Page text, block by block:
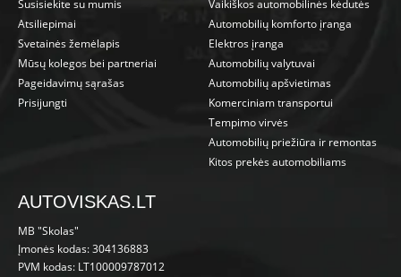
Susisiekite su mumis
Atsiliepimai
Svetainės žemėlapis
Mūsų kolegos bei partneriai
Pageidavimų sąrašas
Prisijungti
Vaikiškos automobilinės kėdutės
Automobilių komforto įranga
Elektros įranga
Automobilių valytuvai
Automobilių apšvietimas
Komerciniam transportui
Tempimo virvės
Automobilių priežiūra ir remontas
Kitos prekės automobiliams
AUTOVISKAS.LT
MB "Skolas"
Įmonės kodas: 304136883
PVM kodas: LT100009787012